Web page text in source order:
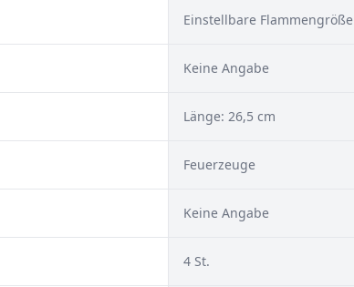
Einstellbare Flammengröße
Keine Angabe
Länge: 26,5 cm
Feuerzeuge
Keine Angabe
4 St.